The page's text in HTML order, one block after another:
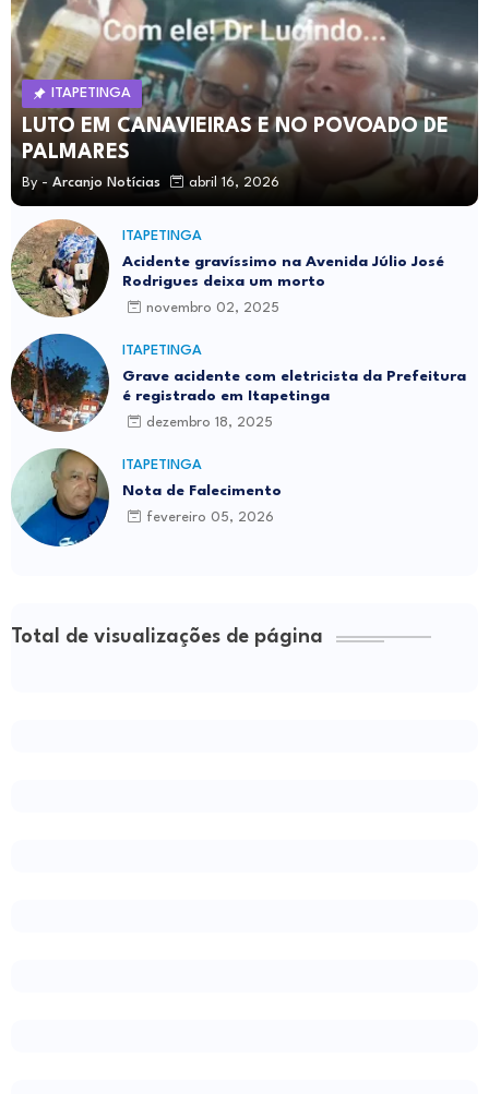
ITAPETINGA
LUTO EM CANAVIEIRAS E NO POVOADO DE
PALMARES
By - Arcanjo Notícias abril 16, 2026
ITAPETINGA
Acidente gravíssimo na Avenida Júlio José
Rodrigues deixa um morto
novembro 02, 2025
ITAPETINGA
Grave acidente com eletricista da Prefeitura
é registrado em Itapetinga
dezembro 18, 2025
ITAPETINGA
Nota de Falecimento
fevereiro 05, 2026
Total de visualizações de página